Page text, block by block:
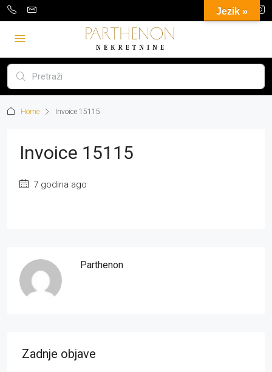
Home Invoice 15115
Invoice 15115
7 godina ago
Parthenon
Zadnje objave
Jezik »